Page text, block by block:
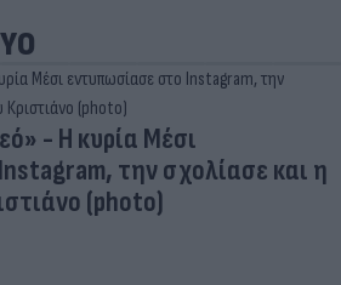
- Η κυρία Μέσι
την σχολίασε και η
(photo)